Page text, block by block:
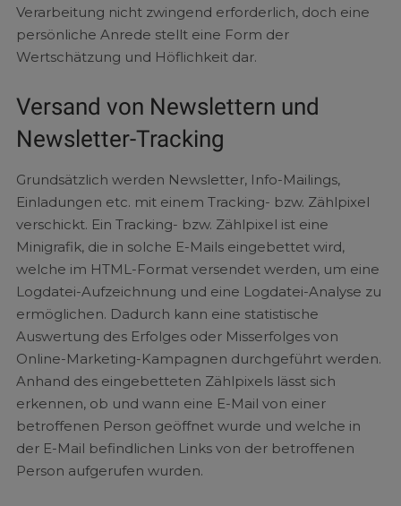
Verarbeitung nicht zwingend erforderlich, doch eine
persönliche Anrede stellt eine Form der
Wertschätzung und Höflichkeit dar.
Versand von Newslettern und
Newsletter-Tracking
Grundsätzlich werden Newsletter, Info-Mailings,
Einladungen etc. mit einem Tracking- bzw. Zählpixel
verschickt. Ein Tracking- bzw. Zählpixel ist eine
Minigrafik, die in solche E-Mails eingebettet wird,
welche im HTML-Format versendet werden, um eine
Logdatei-Aufzeichnung und eine Logdatei-Analyse zu
ermöglichen. Dadurch kann eine statistische
Auswertung des Erfolges oder Misserfolges von
Online-Marketing-Kampagnen durchgeführt werden.
Anhand des eingebetteten Zählpixels lässt sich
erkennen, ob und wann eine E-Mail von einer
betroffenen Person geöffnet wurde und welche in
der E-Mail befindlichen Links von der betroffenen
Person aufgerufen wurden.